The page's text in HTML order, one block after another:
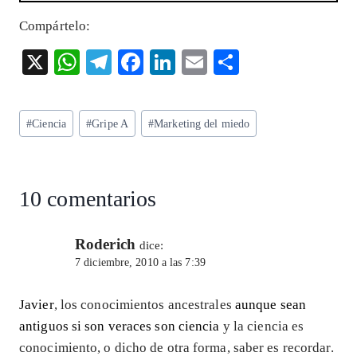
Compártelo:
X
W
ts
A
p
T
eg
ra
F
eb
o
k
Li
ke
dI
E
ai
l
re
Etiquetas
de
#Ciencia #Gripe A #Marketing del miedo
10 comentarios
Roderich dice:
7 diciembre, 2010 a las 7:39
Javier, los conocimientos ancestrales aunque sean
antiguos si son veraces son ciencia y la ciencia es
conocimiento, o dicho de otra forma, saber es recordar.